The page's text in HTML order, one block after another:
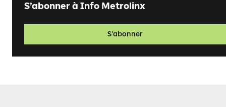
S’abonner à Info Metrolinx
S’abonner